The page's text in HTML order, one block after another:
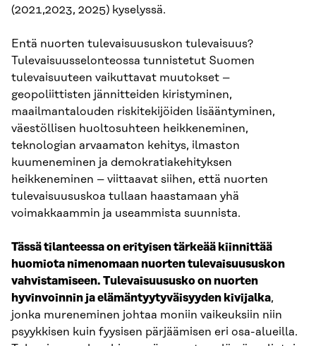
(2021,2023, 2025) kyselyssä.
Entä nuorten tulevaisuususkon tulevaisuus?
Tulevaisuusselonteossa tunnistetut Suomen
tulevaisuuteen vaikuttavat muutokset –
geopoliittisten jännitteiden kiristyminen,
maailmantalouden riskitekijöiden lisääntyminen,
väestöllisen huoltosuhteen heikkeneminen,
teknologian arvaamaton kehitys, ilmaston
kuumeneminen ja demokratiakehityksen
heikkeneminen – viittaavat siihen, että nuorten
tulevaisuususkoa tullaan haastamaan yhä
voimakkaammin ja useammista suunnista.
Tässä tilanteessa on erityisen tärkeää kiinnittää
huomiota nimenomaan nuorten tulevaisuususkon
vahvistamiseen. Tulevaisuususko on nuorten
hyvinvoinnin ja elämäntyytyväisyyden kivijalka,
jonka mureneminen johtaa moniin vaikeuksiin niin
psyykkisen kuin fyysisen pärjäämisen eri osa-alueilla.